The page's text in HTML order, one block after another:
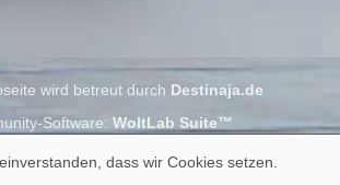
wird betreut durch Destinaja.de
Software: WoltLab Suite™
dass wir Cookies setzen.